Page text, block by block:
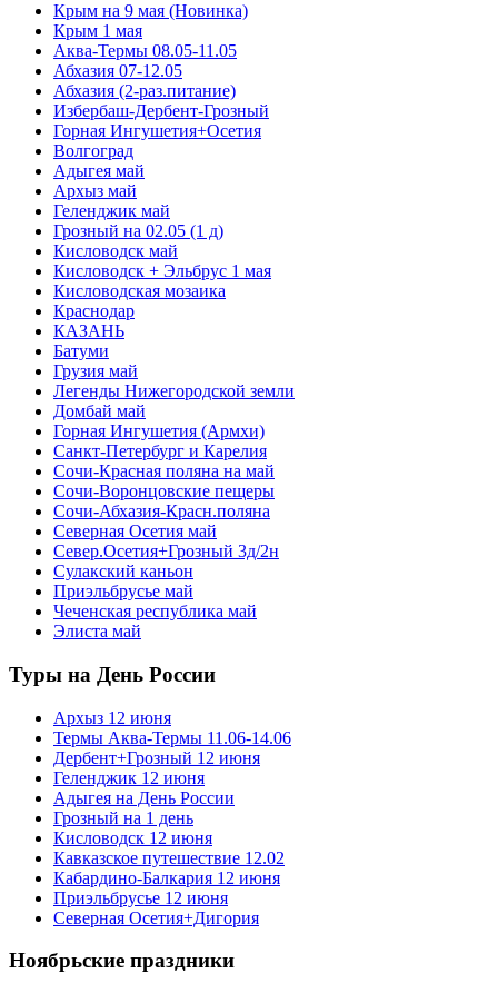
Крым на 9 мая (Новинка)
Крым 1 мая
Аква-Термы 08.05-11.05
Абхазия 07-12.05
Абхазия (2-раз.питание)
Избербаш-Дербент-Грозный
Горная Ингушетия+Осетия
Волгоград
Адыгея май
Архыз май
Геленджик май
Грозный на 02.05 (1 д)
Кисловодск май
Кисловодск + Эльбрус 1 мая
Кисловодская мозаика
Краснодар
КАЗАНЬ
Батуми
Грузия май
Легенды Нижегородской земли
Домбай май
Горная Ингушетия (Армхи)
Санкт-Петербург и Карелия
Сочи-Красная поляна на май
Сочи-Воронцовские пещеры
Сочи-Абхазия-Красн.поляна
Северная Осетия май
Север.Осетия+Грозный 3д/2н
Сулакский каньон
Приэльбрусье май
Чеченская республика май
Элиста май
Туры на День России
Архыз 12 июня
Термы Аква-Термы 11.06-14.06
Дербент+Грозный 12 июня
Геленджик 12 июня
Адыгея на День России
Грозный на 1 день
Кисловодск 12 июня
Кавказское путешествие 12.02
Кабардино-Балкария 12 июня
Приэльбрусье 12 июня
Северная Осетия+Дигория
Ноябрьские праздники